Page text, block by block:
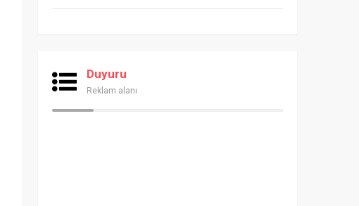
Duyuru
Reklam alanı